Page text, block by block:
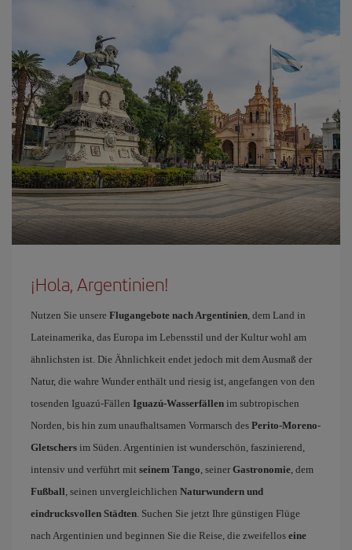
¡Hola, Argentinien!
Nutzen Sie unsere Flugangebote nach Argentinien , dem Land in
Lateinamerika, das Europa im Lebensstil und der Kultur wohl am
ähnlichsten ist. Die Ähnlichkeit endet jedoch mit dem Ausmaß der
Natur, die wahre Wunder enthält und riesig ist, angefangen von den
tosenden Iguazú-Fällen Iguazú-Wasserfällen im subtropischen
Norden, bis hin zum unaufhaltsamen Vormarsch des Perito-Moreno-
Gletschers im Süden. Argentinien ist wunderschön, faszinierend,
intensiv und verführt mit seinem Tango , seiner Gastronomie , dem
Fußball , seinen unvergleichlichen Naturwundern und
eindrucksvollen Städten . Suchen Sie jetzt Ihre günstigen Flüge
nach Argentinien und beginnen Sie die Reise, die zweifellos eine